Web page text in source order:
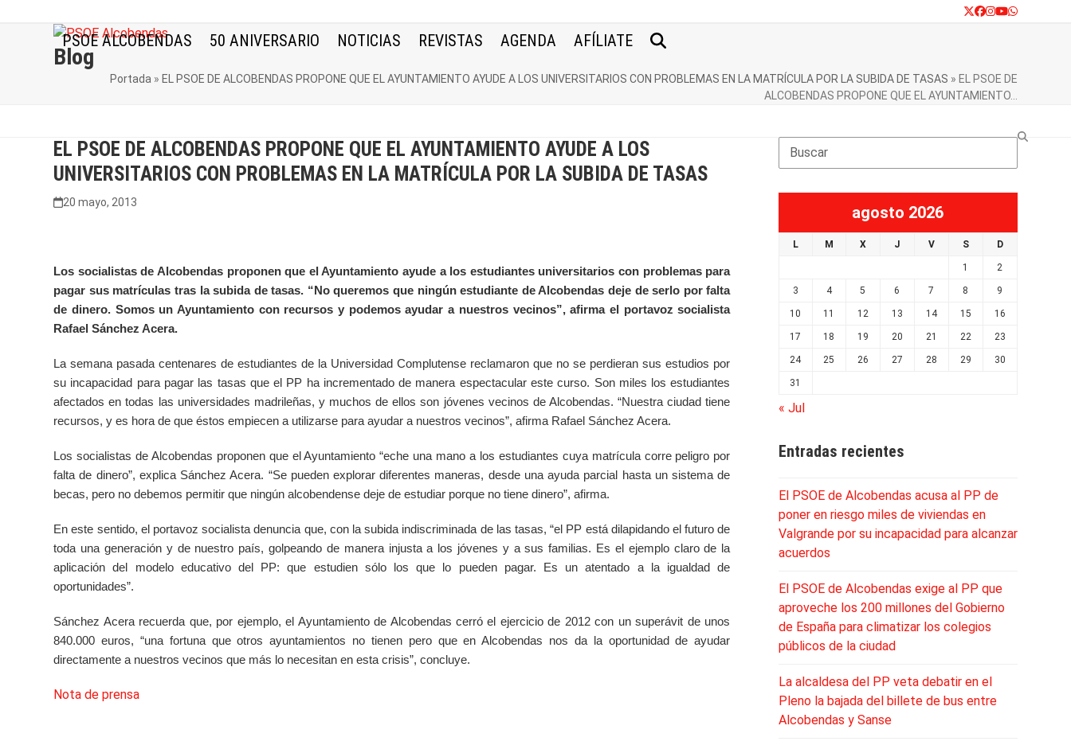
Twitter
Facebook
Instagram
YouTube
Whatsapp
PSOE ALCOBENDAS 50 ANIVERSARIO NOTICIAS REVISTAS AGENDA AFÍLIATE
Blog
Portada » EL PSOE DE ALCOBENDAS PROPONE QUE EL AYUNTAMIENTO AYUDE A LOS UNIVERSITARIOS CON PROBLEMAS EN LA MATRÍCULA POR LA SUBIDA DE TASAS » EL PSOE DE
ALCOBENDAS PROPONE QUE EL AYUNTAMIENTO…
EL PSOE DE ALCOBENDAS PROPONE QUE EL AYUNTAMIENTO AYUDE A LOS
UNIVERSITARIOS CON PROBLEMAS EN LA MATRÍCULA POR LA SUBIDA DE TASAS
20 mayo, 2013
Los socialistas de Alcobendas proponen que el Ayuntamiento ayude a los estudiantes universitarios con problemas para
pagar sus matrículas tras la subida de tasas. “No queremos que ningún estudiante de Alcobendas deje de serlo por falta
de dinero. Somos un Ayuntamiento con recursos y podemos ayudar a nuestros vecinos”, afirma el portavoz socialista
Rafael Sánchez Acera.
La semana pasada centenares de estudiantes de la Universidad Complutense reclamaron que no se perdieran sus estudios por
su incapacidad para pagar las tasas que el PP ha incrementado de manera espectacular este curso. Son miles los estudiantes
afectados en todas las universidades madrileñas, y muchos de ellos son jóvenes vecinos de Alcobendas. “Nuestra ciudad tiene
recursos, y es hora de que éstos empiecen a utilizarse para ayudar a nuestros vecinos”, afirma Rafael Sánchez Acera.
Los socialistas de Alcobendas proponen que el Ayuntamiento “eche una mano a los estudiantes cuya matrícula corre peligro por
falta de dinero”, explica Sánchez Acera. “Se pueden explorar diferentes maneras, desde una ayuda parcial hasta un sistema de
becas, pero no debemos permitir que ningún alcobendense deje de estudiar porque no tiene dinero”, afirma.
En este sentido, el portavoz socialista denuncia que, con la subida indiscriminada de las tasas, “el PP está dilapidando el futuro de
toda una generación y de nuestro país, golpeando de manera injusta a los jóvenes y a sus familias. Es el ejemplo claro de la
aplicación del modelo educativo del PP: que estudien sólo los que lo pueden pagar. Es un atentado a la igualdad de
oportunidades”.
Sánchez Acera recuerda que, por ejemplo, el Ayuntamiento de Alcobendas cerró el ejercicio de 2012 con un superávit de unos
840.000 euros, “una fortuna que otros ayuntamientos no tienen pero que en Alcobendas nos da la oportunidad de ayudar
directamente a nuestros vecinos que más lo necesitan en esta crisis”, concluye.
Nota de prensa
Search
agosto 2026
L M X J V S D
1 2
3 4 5 6 7 8 9
10 11 12 13 14 15 16
17 18 19 20 21 22 23
24 25 26 27 28 29 30
31
« Jul
Entradas recientes
El PSOE de Alcobendas acusa al PP de
poner en riesgo miles de viviendas en
Valgrande por su incapacidad para alcanzar
acuerdos
El PSOE de Alcobendas exige al PP que
aproveche los 200 millones del Gobierno
de España para climatizar los colegios
públicos de la ciudad
La alcaldesa del PP veta debatir en el
Pleno la bajada del billete de bus entre
Alcobendas y Sanse